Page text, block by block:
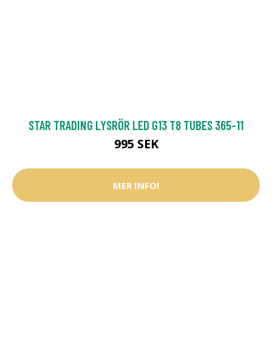
STAR TRADING LYSRÖR LED G13 T8 TUBES 365-11
995 SEK
MER INFO!